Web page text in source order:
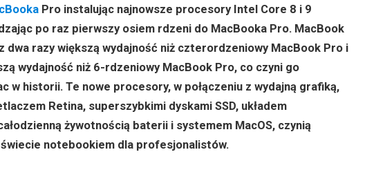
Pro instalując najnowsze procesory Intel Core 8 i 9
po raz pierwszy osiem rdzeni do MacBooka Pro. MacBook
dwa razy większą wydajność niż czterordzeniowy MacBook Pro i
wydajność niż 6-rdzeniowy MacBook Pro, co czyni go
w historii. Te nowe procesory, w połączeniu z wydajną grafiką,
Retina, superszybkimi dyskami SSD, układem
żywotnością baterii i systemem MacOS, czynią
notebookiem dla profesjonalistów.